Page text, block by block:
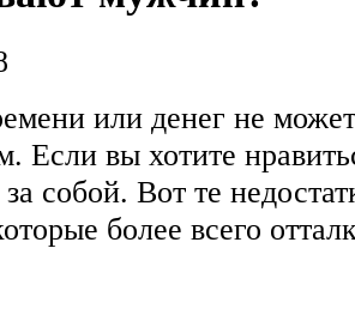
или денег не
Если вы хотите
собой. Вот те
более всего